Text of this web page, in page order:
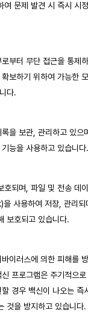
여 문제 발견 시 즉시 시정
부터 무단 접근을 통제하
보하기 위하여 가능한 모
다.
을 보관, 관리하고 있으
능을 사용하고 있습니다.
호되며, 파일 및 전송 데이
사용하여 저장, 관리되
보호되고 있습니다.
이러스에 의한 피해를 방
프로그램은 주기적으로
경우 백신이 나오는 즉
것을 방지하고 있습니다.